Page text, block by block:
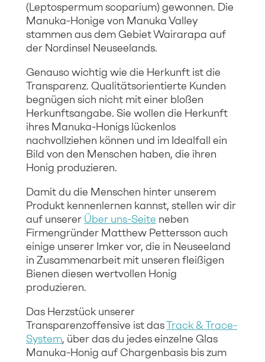
(Leptospermum scoparium) gewonnen. Die
Manuka-Honige von Manuka Valley
stammen aus dem Gebiet Wairarapa auf
der Nordinsel Neuseelands.
Genauso wichtig wie die Herkunft ist die
Transparenz. Qualitätsorientierte Kunden
begnügen sich nicht mit einer bloßen
Herkunftsangabe. Sie wollen die Herkunft
ihres Manuka-Honigs lückenlos
nachvollziehen können und im Idealfall ein
Bild von den Menschen haben, die ihren
Honig produzieren.
Damit du die Menschen hinter unserem
Produkt kennenlernen kannst, stellen wir dir
auf unserer Über uns-Seite neben
Firmengründer Matthew Pettersson auch
einige unserer Imker vor, die in Neuseeland
in Zusammenarbeit mit unseren fleißigen
Bienen diesen wertvollen Honig
produzieren.
Das Herzstück unserer
Transparenzoffensive ist dasTrack & Trace-
System, über das du jedes einzelne Glas
Manuka-Honig auf Chargenbasis bis zum